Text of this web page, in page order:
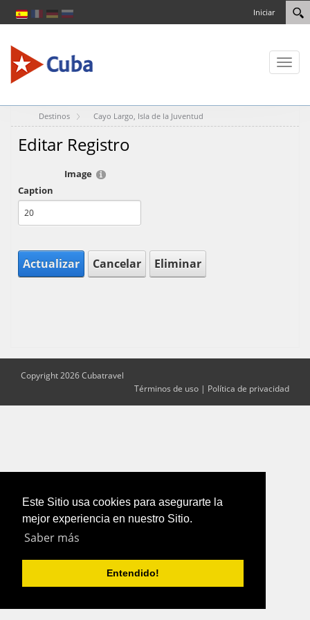
Este Sitio usa cookies para asegurarte la
mejor experiencia en nuestro Sitio.
Saber más
Entendido!
Iniciar
Toggle
Destinos Cayo Largo, Isla de la Juventud
Editar Registro
Image
Caption
Actualizar Cancelar Eliminar
Copyright 2026 Cubatravel
Términos de uso | Política de privacidad